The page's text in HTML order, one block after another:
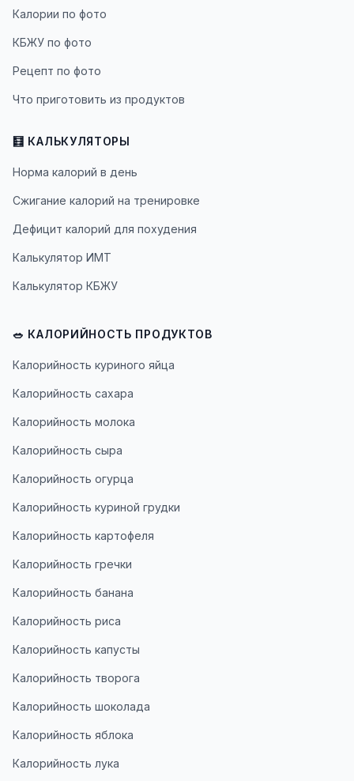
Калории по фото
КБЖУ по фото
Рецепт по фото
Что приготовить из продуктов
🧮 КАЛЬКУЛЯТОРЫ
Норма калорий в день
Сжигание калорий на тренировке
Дефицит калорий для похудения
Калькулятор ИМТ
Калькулятор КБЖУ
🥗 КАЛОРИЙНОСТЬ ПРОДУКТОВ
Калорийность куриного яйца
Калорийность сахара
Калорийность молока
Калорийность сыра
Калорийность огурца
Калорийность куриной грудки
Калорийность картофеля
Калорийность гречки
Калорийность банана
Калорийность риса
Калорийность капусты
Калорийность творога
Калорийность шоколада
Калорийность яблока
Калорийность лука